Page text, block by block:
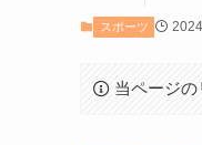
スポーツ
当ページの